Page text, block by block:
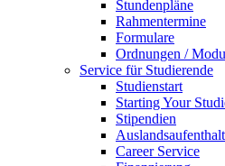
Stundenpläne
Rahmentermine
Formulare
Ordnungen /
Service für Studierende
Studienstart
Starting Your
Stipendien
Career Service